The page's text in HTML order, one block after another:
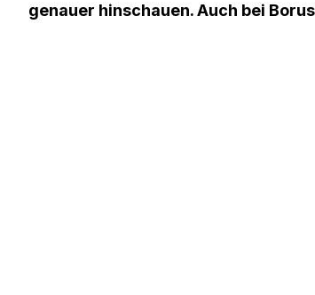
genauer hinschauen. Auch bei